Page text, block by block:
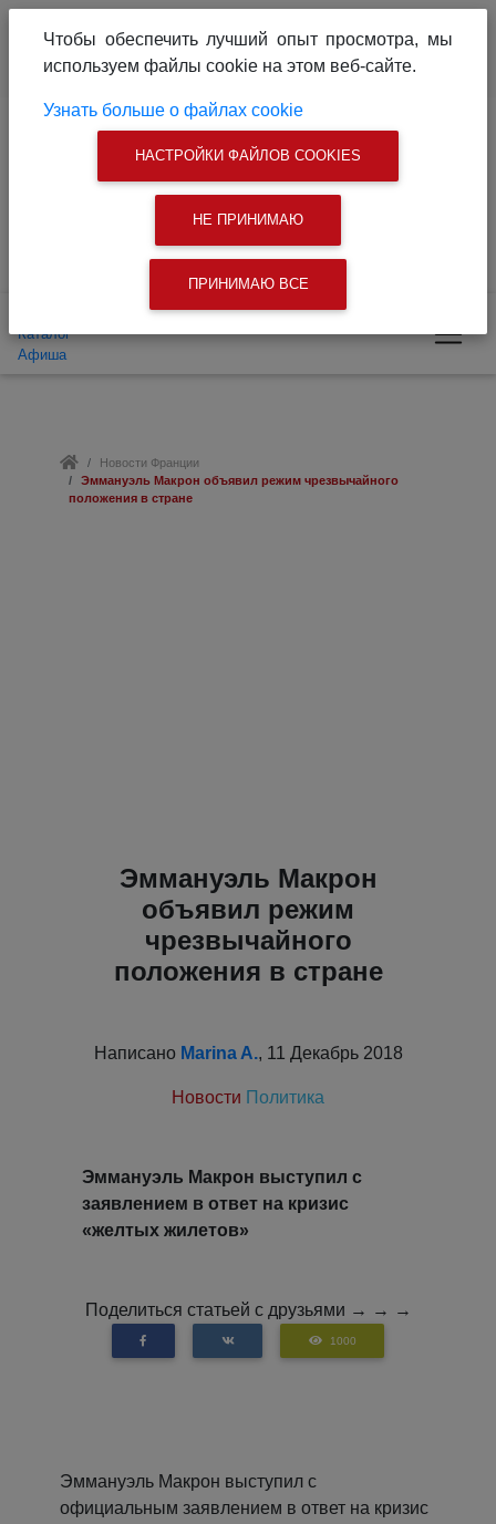
Связаться с нами
Поиск
Каталог
Афиша
Новости Франции
Эммануэль Макрон объявил режим чрезвычайного
положения в стране
Эммануэль Макрон
объявил режим
чрезвычайного
положения в стране
Написано Marina A., 11 Декабрь 2018
Новости Политика
Эммануэль Макрон выступил с
заявлением в ответ на кризис
«желтых жилетов»
Поделиться статьей с друзьями → → →
1000
Эммануэль Макрон выступил с
официальным заявлением в ответ на кризис
Чтобы обеспечить лучший опыт просмотра, мы
используем файлы cookie на этом веб-сайте.
Узнать больше о файлах cookie